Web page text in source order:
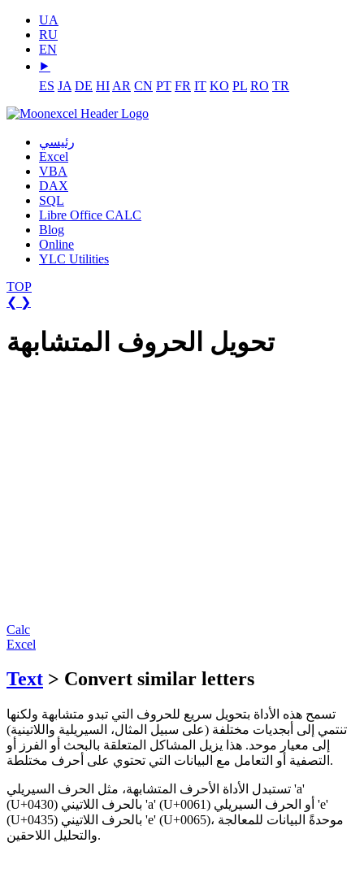
UA
RU
EN
⯈
ES JA DE HI AR CN PT FR IT KO PL RO TR
رئيسي
Excel
VBA
DAX
SQL
Libre Office CALC
Blog
Online
YLC Utilities
TOP
❮ ❯
تحويل الحروف المتشابهة
Calc
Excel
Text > Convert similar letters
تسمح هذه الأداة بتحويل سريع للحروف التي تبدو متشابهة ولكنها
تنتمي إلى أبجديات مختلفة (على سبيل المثال، السيريلية واللاتينية)
إلى معيار موحد. هذا يزيل المشاكل المتعلقة بالبحث أو الفرز أو
التصفية أو التعامل مع البيانات التي تحتوي على أحرف مختلطة.
تستبدل الأداة الأحرف المتشابهة، مثل الحرف السيريلي 'а'
(U+0430) بالحرف اللاتيني 'a' (U+0061) أو الحرف السيريلي 'е'
(U+0435) بالحرف اللاتيني 'e' (U+0065)، موحدةً البيانات للمعالجة
والتحليل اللاحقين.